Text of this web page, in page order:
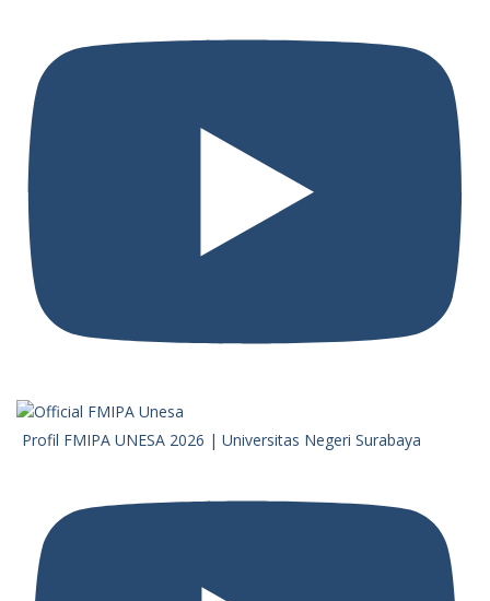
Profil FMIPA UNESA 2026 | Universitas Negeri Surabaya